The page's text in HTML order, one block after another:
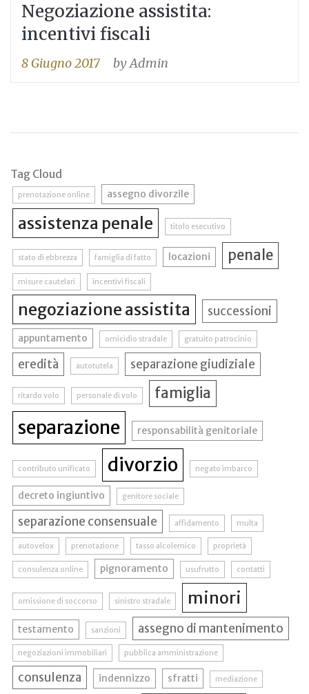
Negoziazione assistita:
incentivi fiscali
8 Giugno 2017 byAdmin
Tag Cloud
prenotazione online assegno divorzile
assistenza penale titolo esecutivo
stato di ebbrezza famiglia di fatto locazioni penale
misure cautelari incentivi fiscali
negoziazione assistita successioni
appuntamento omicidio stradale gratuito patrocinio
eredità autotutela separazione giudiziale
ritardo volo personale di volo famiglia
separazione responsabilità genitoriale
contributo unificato divorzio negato imbarco
decreto ingiuntivo genitore sociale
separazione consensuale affidamento multa
autovelox prenotazione tasso alcolemico proprietà
consulenza online pignoramento usufrutto contatti
omissione di soccorso sinistro stradale minori
testamento sanzioni assegno di mantenimento
negoziazioni immobiliari pubblica amministrazione
consulenza indennizzo sfratti mediazione